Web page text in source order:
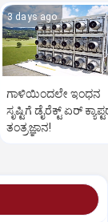
3 days ago
ಗಾಳಿಯಿಂದಲೇ ಇಂಧನ
ಸೃಷ್ಟಿಗೆ ಡೈರೆಕ್ಟ್ ಏರ್‌
ತಂತ್ರಜ್ಞಾನ!